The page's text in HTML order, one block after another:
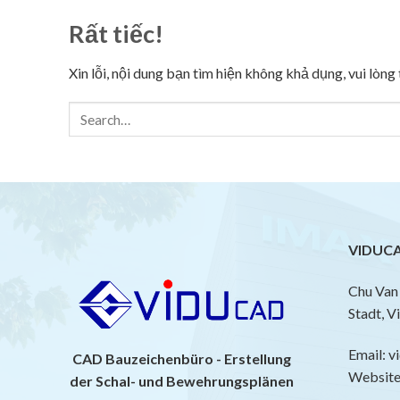
Rất tiếc!
Xin lỗi, nội dung bạn tìm hiện không khả dụng, vui
CAD Bauzeichenbüro - Erstellung
der Schal- und Bewehrungsplänen
Chu
Stadt,
Email: